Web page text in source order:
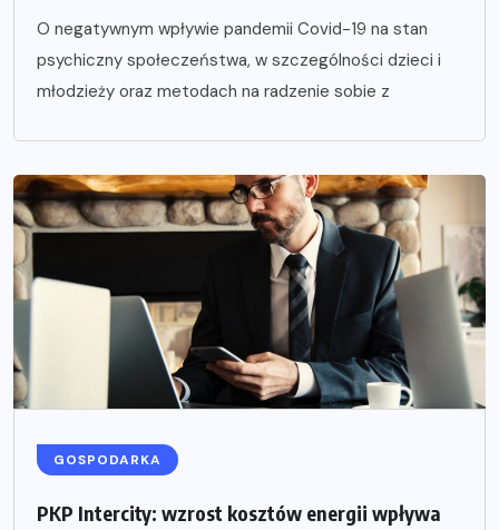
O negatywnym wpływie pandemii Covid-19 na stan
psychiczny społeczeństwa, w szczególności dzieci i
młodzieży oraz metodach na radzenie sobie z
GOSPODARKA
PKP Intercity: wzrost kosztów energii wpływa